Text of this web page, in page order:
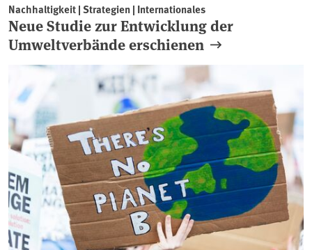
Nachhaltigkeit | Strategien | Internationales
Neue Studie zur Entwicklung der
Umweltverbände erschienen